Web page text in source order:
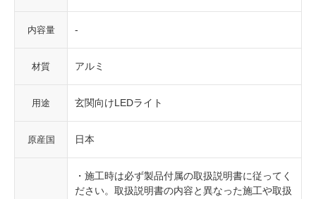
内容量 -
材質 アルミ
用途 玄関向けLEDライト
原産国 日本
・施工時は必ず製品付属の取扱説明書に従ってく
ださい。取扱説明書の内容と異なった施工や取扱